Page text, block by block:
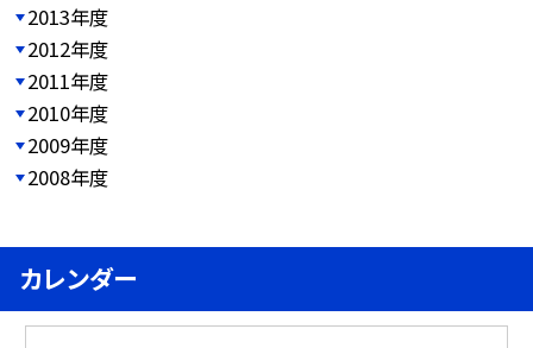
2013年度
2012年度
2011年度
2010年度
2009年度
2008年度
カレンダー